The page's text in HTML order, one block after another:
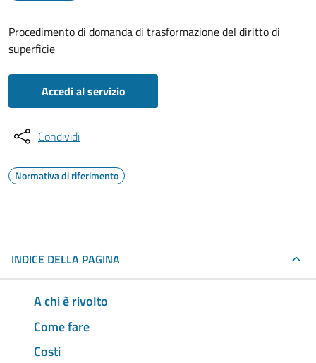
Procedimento di domanda di trasformazione del diritto di
superficie
Accedi al servizio
Condividi
Normativa di riferimento
INDICE DELLA PAGINA
A chi è rivolto
Come fare
Costi